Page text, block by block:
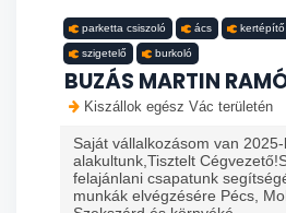
parketta csiszoló ács kertépítő
szigetelő burkoló
BUZÁS MARTIN
Kiszállok egész Vác területén
Saját vállalkozásom van
alakultunk,Tisztelt
felajánlani csapatunk
munkák elvégzésére Pécs,